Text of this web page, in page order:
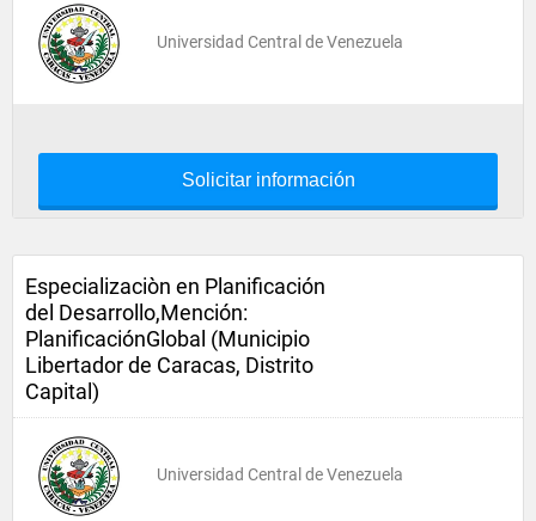
Universidad Central de Venezuela
Solicitar información
Especializaciòn en Planificación
del Desarrollo,Mención:
PlanificaciónGlobal (Municipio
Libertador de Caracas, Distrito
Capital)
Universidad Central de Venezuela